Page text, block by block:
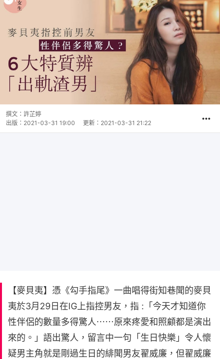
撰文： 許芷婷
出版： 2021-03-31 19:00 更新： 2021-03-31 21:22
【麥貝夷】憑《勾手指尾》一曲唱得街知巷聞的麥貝
夷於3月29日在IG上指控男友，指 :「今天才知道你
性伴侶的數量多得驚人⋯⋯原來疼愛和照顧都是演出
來的。」語出驚人，留言中一句「生日快樂」令人懷
疑男主角就是剛過生日的緋聞男友翟威廉，但翟威廉